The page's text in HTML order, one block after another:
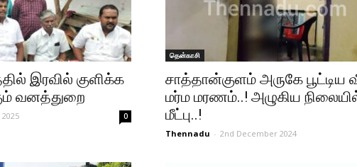
இரவில் குளிக்க
வனத்துறை
0
தென்காசி
சாத்தான்குளம் அருகே பூட்டிய
மர்ம மரணம்..! அழுகிய
மீட்பு..!
Thennadu - 2nd December 2024